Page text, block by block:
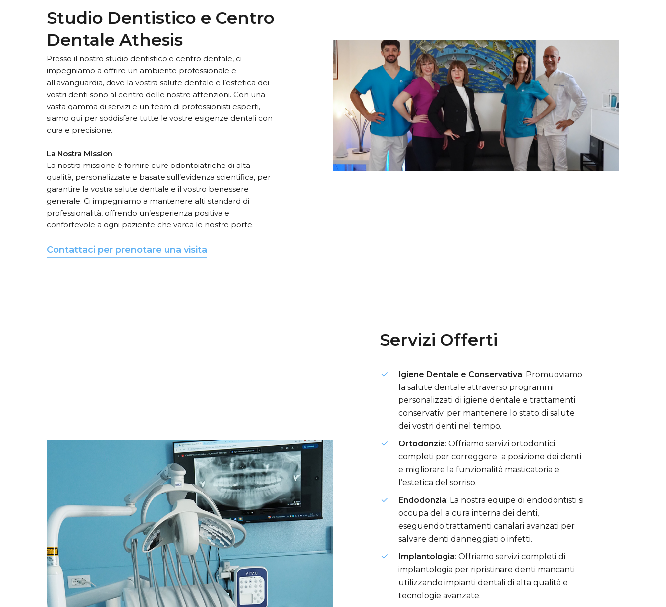
Studio Dentistico e Centro
Dentale Athesis
Presso il nostro studio dentistico e centro dentale, ci
impegniamo a offrire un ambiente professionale e
all’avanguardia, dove la vostra salute dentale e l’estetica dei
vostri denti sono al centro delle nostre attenzioni. Con una
vasta gamma di servizi e un team di professionisti esperti,
siamo qui per soddisfare tutte le vostre esigenze dentali con
cura e precisione.
La Nostra Mission
La nostra missione è fornire cure odontoiatriche di alta
qualità, personalizzate e basate sull’evidenza scientifica, per
garantire la vostra salute dentale e il vostro benessere
generale. Ci impegniamo a mantenere alti standard di
professionalità, offrendo un’esperienza positiva e
confortevole a ogni paziente che varca le nostre porte.
Contattaci per prenotare una visita
Servizi Offerti
Igiene Dentale e Conservativa: Promuoviamo
la salute dentale attraverso programmi
personalizzati di igiene dentale e trattamenti
conservativi per mantenere lo stato di salute
dei vostri denti nel tempo.
Ortodonzia: Offriamo servizi ortodontici
completi per correggere la posizione dei denti
e migliorare la funzionalità masticatoria e
l’estetica del sorriso.
Endodonzia: La nostra equipe di endodontisti si
occupa della cura interna dei denti,
eseguendo trattamenti canalari avanzati per
salvare denti danneggiati o infetti.
Implantologia: Offriamo servizi completi di
implantologia per ripristinare denti mancanti
utilizzando impianti dentali di alta qualità e
tecnologie avanzate.